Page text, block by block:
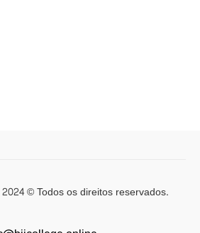
© Todos os direitos reservados.